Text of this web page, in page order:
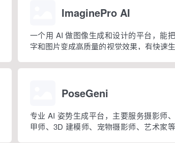
ImaginePro AI
一个用 AI 做图像生成和设计的平台，能
字和图片变成高质量的视觉效果，有快速
能，还有移除背景、给图像加文字等工具。
PoseGeni
专业 AI 姿势生成平台，主要服务摄影师
甲师、3D 建模师、宠物摄影师、艺术家